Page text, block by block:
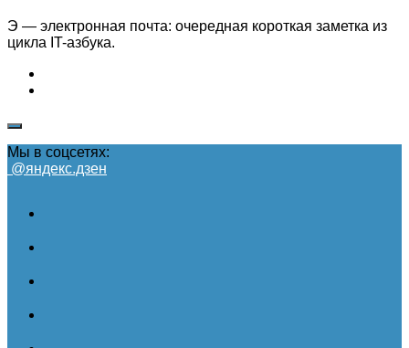
Э — электронная почта: очередная короткая заметка из
цикла IT-азбука.
Мы в соцсетях:
@яндекс.дзен